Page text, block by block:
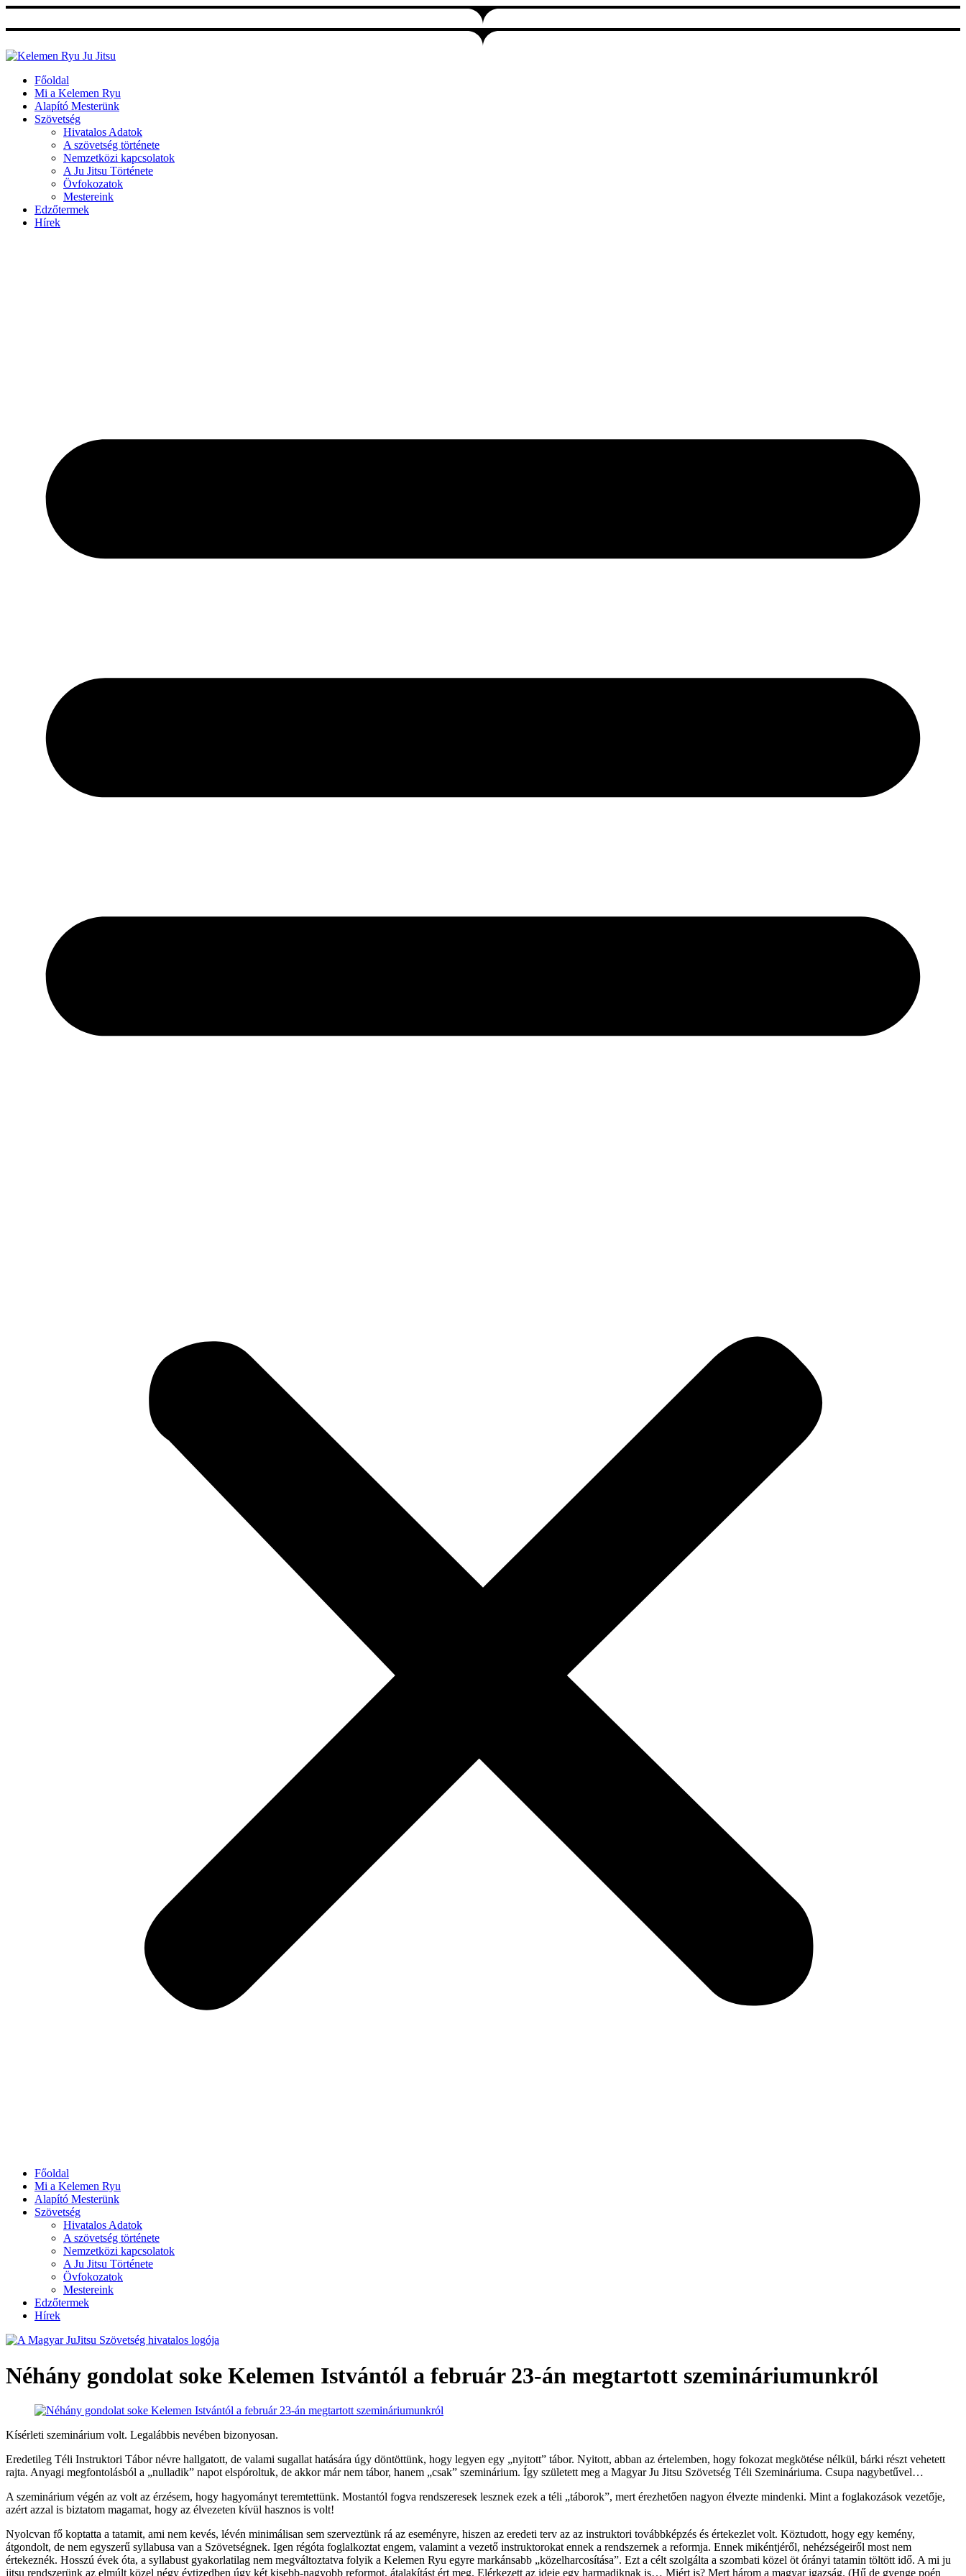
Ugrás
Főoldal
Mi a Kelemen Ryu
Alapító Mesterünk
Szövetség
Hivatalos Adatok
A szövetség története
Nemzetközi kapcsolatok
A Ju Jitsu Története
Övfokozatok
Mestereink
Edzőtermek
Hírek
Főoldal
Mi a Kelemen Ryu
Alapító Mesterünk
Szövetség
Hivatalos Adatok
A szövetség története
Nemzetközi kapcsolatok
A Ju Jitsu Története
Övfokozatok
Mestereink
Edzőtermek
Hírek
Néhány gondolat soke Kelemen Istvántól a február 23-án megtartott szemináriumunkról
Kísérleti szeminárium volt. Legalábbis nevében bizonyosan.
Eredetileg Téli Instruktori Tábor névre hallgatott, de valami sugallat hatására úgy döntöttünk, hogy legyen egy „nyitott” tábor. Nyitott, abban az értelemben, hogy fokozat megkötése nélkül, bárki részt vehetett
rajta. Anyagi megfontolásból a „nulladik” napot elspóroltuk, de akkor már nem tábor, hanem „csak” szeminárium. Így született meg a Magyar Ju Jitsu Szövetség Téli Szemináriuma. Csupa nagybetűvel…
A szeminárium végén az volt az érzésem, hogy hagyományt teremtettünk. Mostantól fogva rendszeresek lesznek ezek a téli „táborok”, mert érezhetően nagyon élvezte mindenki. Mint a foglakozások vezetője,
azért azzal is biztatom magamat, hogy az élvezeten kívül hasznos is volt!
Nyolcvan fő koptatta a tatamit, ami nem kevés, lévén minimálisan sem szerveztünk rá az eseményre, hiszen az eredeti terv az az instruktori továbbképzés és értekezlet volt. Köztudott, hogy egy kemény,
átgondolt, de nem egyszerű syllabusa van a Szövetségnek. Igen régóta foglalkoztat engem, valamint a vezető instruktorokat ennek a rendszernek a reformja. Ennek mikéntjéről, nehézségeiről most nem
értekeznék. Hosszú évek óta, a syllabust gyakorlatilag nem megváltoztatva folyik a Kelemen Ryu egyre markánsabb „közelharcosítása”. Ezt a célt szolgálta a szombati közel öt órányi tatamin töltött idő. A mi ju
jitsu rendszerünk az elmúlt közel négy évtizedben úgy két kisebb-nagyobb reformot, átalakítást ért meg. Elérkezett az ideje egy harmadiknak is… Miért is? Mert három a magyar igazság. (Hű de gyenge poén